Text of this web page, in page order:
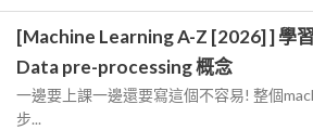
[Machine Learning A-Z [2026] ] 學
Data pre-processing 概念
一邊要上課一邊還要寫這個不容易! 整個
步...